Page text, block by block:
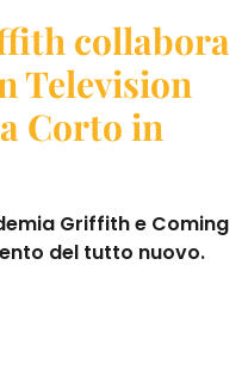
collabora
Television
Corto in
Griffith e Coming
del tutto nuovo.